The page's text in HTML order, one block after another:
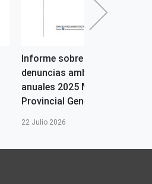
Informe sobre reporte de
denuncias ambiental es
anuales 2025 Municipalidad
Provincial General Sanhez...
22 Julio 2026